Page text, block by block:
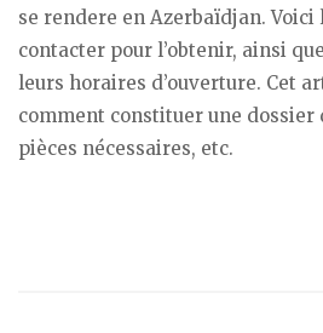
se rendere en Azerbaïdjan. Voici
contacter pour l’obtenir, ainsi
leurs horaires d’ouverture. Cet
comment constituer une dossier
pièces nécessaires, etc.